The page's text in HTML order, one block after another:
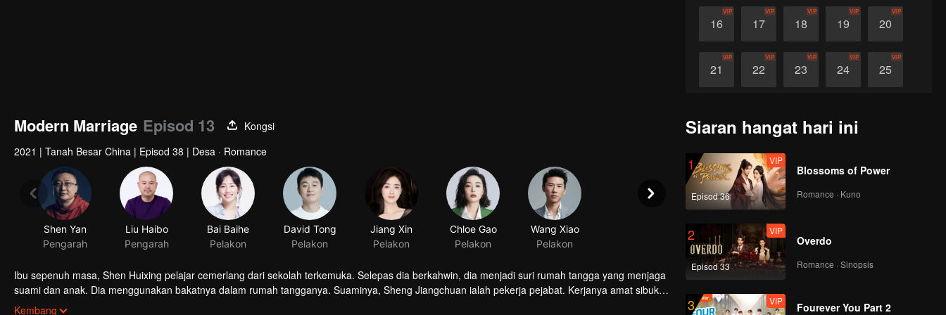
16
VIP
17
VIP
18
VIP
19
VIP
20
VIP
21
VIP
22
VIP
23
VIP
24
VIP
25
VIP
Modern Marriage Episod 13
Kongsi
2021 | Tanah Besar China | Episod 38 | Desa · Romance
Shen Yan
Pengarah
Liu Haibo
Pengarah
Bai Baihe
Pelakon
David Tong
Pelakon
Jiang Xin
Pelakon
Chloe Gao
Pelakon
Wang Xiao
Pelakon
Ibu sepenuh masa, Shen Huixing pelajar cemerlang dari sekolah terkemuka. Selepas dia berkahwin, dia menjadi suri rumah tangga yang menjaga
suami dan anak. Dia menggunakan bakatnya dalam rumah tangganya. Suaminya, Sheng Jiangchuan ialah pekerja pejabat. Kerjanya amat sibuk
dan tiada masa untuk menemani isteri dan anaknya. Shen Huixing terpaksa menanggung semua kewajipan rumah tangga. Usia anak perempuan
Kembang
Siaran hangat hari ini
1
Episod 36
VIP
Blossoms of Power
Romance · Kuno
2
Episod 33
VIP
Overdo
Romance · Sinopsis
3 VIP
Fourever You Part 2